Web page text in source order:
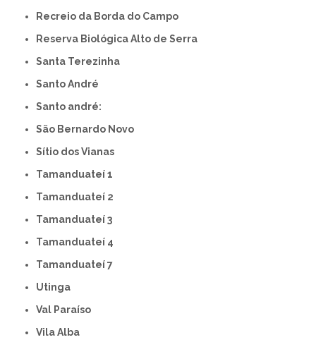
Recreio da Borda do Campo
Reserva Biológica Alto de Serra
Santa Terezinha
Santo André
Santo andré:
São Bernardo Novo
Sítio dos Vianas
Tamanduateí 1
Tamanduateí 2
Tamanduateí 3
Tamanduateí 4
Tamanduateí 7
Utinga
Val Paraíso
Vila Alba